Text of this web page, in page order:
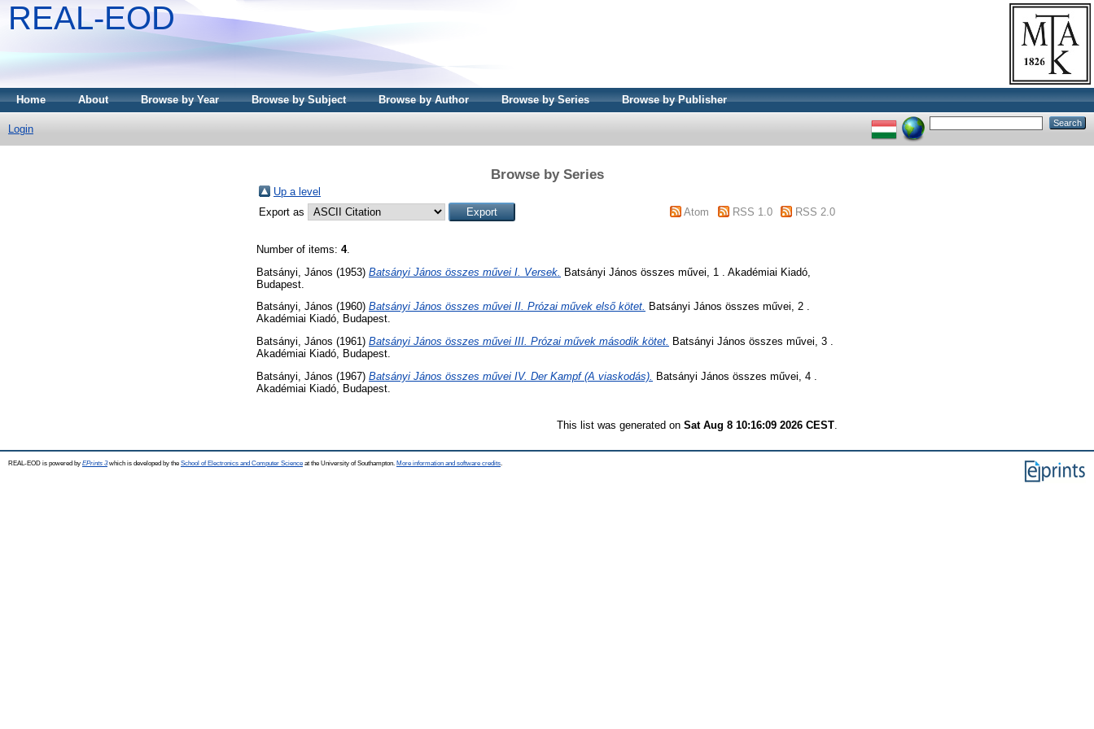
REAL-EOD
Home About Browse by Year Browse by Subject Browse by Author Browse by Series Browse by Publisher
Login
Browse by Series
Up a level
Export as
Atom RSS 1.0 RSS 2.0
Number of items: 4.
Batsányi, János (1953) Batsányi János összes művei I. Versek. Batsányi János összes művei, 1 . Akadémiai Kiadó,
Budapest.
Batsányi, János (1960) Batsányi János összes művei II. Prózai művek első kötet. Batsányi János összes művei, 2 .
Akadémiai Kiadó, Budapest.
Batsányi, János (1961) Batsányi János összes művei III. Prózai művek második kötet. Batsányi János összes művei, 3 .
Akadémiai Kiadó, Budapest.
Batsányi, János (1967) Batsányi János összes művei IV. Der Kampf (A viaskodás).
Batsányi János összes művei, 4 .
Akadémiai Kiadó, Budapest.
This list was generated on Sat Aug 8 10:16:09 2026 CEST
REAL-EOD is powered by EPrints 3which is developed by the School of Electronics and Computer Science at the University of Southampton. More information and software credits